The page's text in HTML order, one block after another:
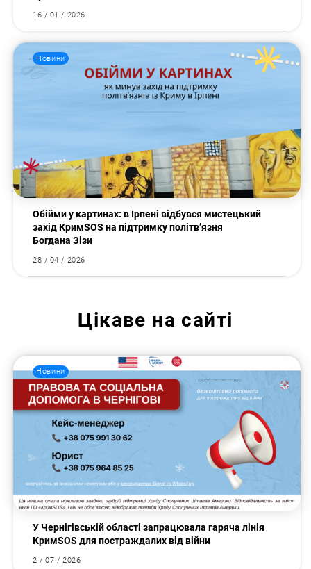
16 / 01 / 2026
Новини
Обійми у картинах: в Ірпені відбувся мистецький
захід КримSOS на підтримку політв’язня
Богдана Зізи
28 / 04 / 2026
Цікаве на сайті
Новини
У Чернігівській області запрацювала гаряча лінія
КримSOS для постраждалих від війни
2 / 07 / 2026